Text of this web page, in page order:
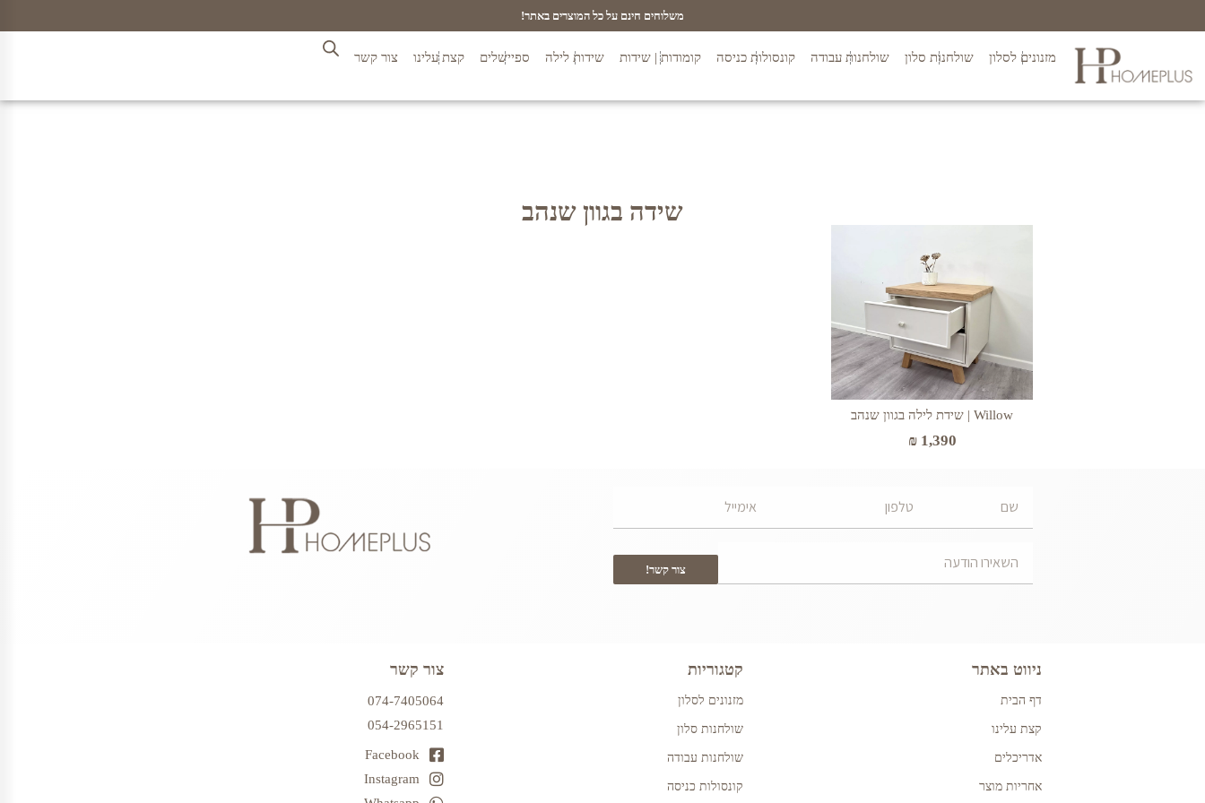
משלוחים חינם על כל המוצרים באתר!
מזנונים לסלון שולחנות סלון שולחנות עבודה קונסולות כניסה קומודות | שידות שידות לילה ספיישלים קצת עלינו צור קשר
שידה בגוון שנהב
Willow | שידת לילה בגוון שנהב
₪1,390
צור קשר!
ניווט באתר
דף הבית
קצת עלינו
אדריכלים
אחריות מוצר
קטגוריות
מזנונים לסלון
שולחנות סלון
שולחנות עבודה
קונסולות כניסה
צור קשר
074-7405064
054-2965151
Facebook
Instagram